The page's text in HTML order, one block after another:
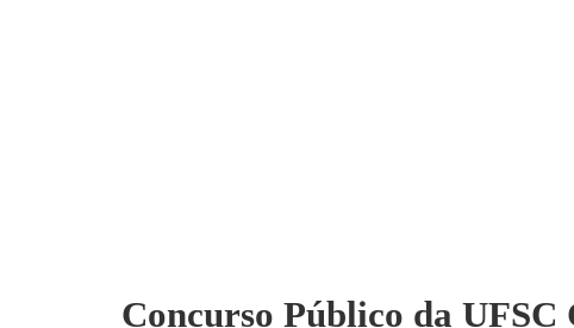
Concurso Público da